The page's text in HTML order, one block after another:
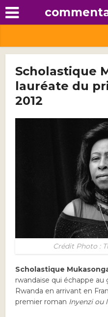
Scholastique
lauréate du
2012
Crédit Photo :
Scholastique
rwandaise qui échappe au
Rwanda en arrivant en
premier roman Inyenzi ou